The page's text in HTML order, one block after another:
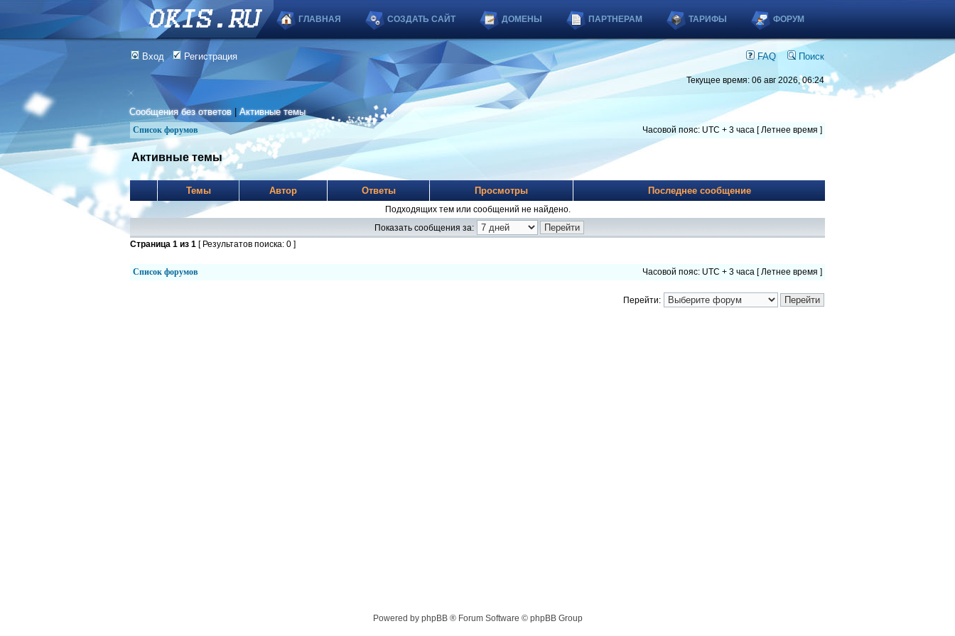
ГЛАВНАЯ СОЗДАТЬ САЙТ ДОМЕНЫ ПАРТНЕРАМ ТАРИФЫ ФОРУМ
Вход Регистрация FAQ Поиск
Текущее время: 06 авг 2026, 06:24
Сообщения без ответов |Активные темы
Список форумов Часовой пояс: UTC + 3 часа [ Летнее время ]
Активные темы
Темы Автор Ответы Просмотры Последнее сообщение
Подходящих тем или сообщений не найдено.
Показать сообщения за:
Страница 1 из 1 [ Результатов поиска: 0 ]
Список форумов Часовой пояс: UTC + 3 часа [ Летнее время ]
Перейти:
Powered by phpBB ® Forum Software © phpBB Group